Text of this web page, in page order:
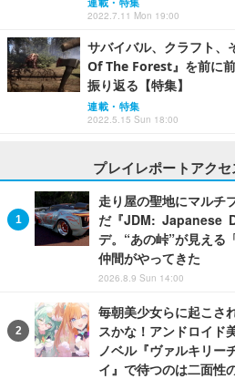
2022.7.11 Mon 19:00
サバイバル、クラフト、
Of The Forest』を前に
振り返る【特集】
連載・特集
2022.5.15 Sun 18:00
プレイレポートアク
走り屋の聖地にマルチ
だ『JDM: Japanese
デ。“あの峠”が見える
仲間がやってきた
2026.8.9 Sun 14:00
毎朝美少女らに起こさ
スかな！アンドロイド
ノベル『ヴァルキリー
イ』で待つのは二面性